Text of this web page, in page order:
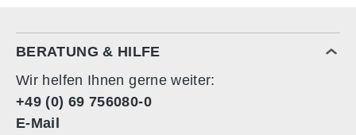
BERATUNG & HILFE
Wir helfen Ihnen gerne weiter:
+49 (0) 69 756080-0
E-Mail